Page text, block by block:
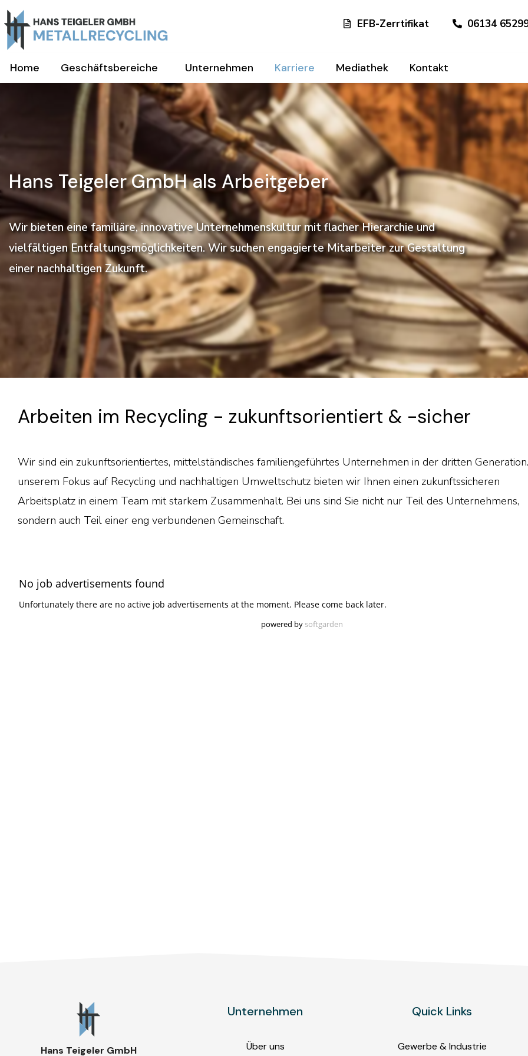
EFB-Zerrtifikat 06134
Home Geschäftsbereiche Unternehmen Karriere Mediathek Kontakt
Hans Teigeler GmbH als Arbeitgeber
Wir bieten eine familiäre, innovative Unternehmenskultur mit flacher Hierarchie und
vielfältigen Entfaltungsmöglichkeiten. Wir suchen engagierte Mitarbeiter zur Gestaltung
einer nachhaltigen Zukunft.
Arbeiten im Recycling - zukunftsorientiert & -sicher
Wir sind ein zukunftsorientiertes, mittelständisches familiengeführtes Unternehmen in der dritten
unserem Fokus auf Recycling und nachhaltigen Umweltschutz bieten wir Ihnen einen zukunftssicheren
Arbeitsplatz in einem Team mit starkem Zusammenhalt. Bei uns sind Sie nicht nur Teil des Unternehmens,
sondern auch Teil einer eng verbundenen Gemeinschaft.
Hans Teigeler GmbH
Unternehmen
Über uns
Quick Links
Gewerbe & Industrie